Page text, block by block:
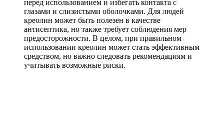
перед использованием и избегать контакта с
глазами и слизистыми оболочками. Для людей
креолин может быть полезен в качестве
антисептика, но также требует соблюдения мер
предосторожности. В целом, при правильном
использовании креолин может стать эффективным
средством, но важно следовать рекомендациям и
учитывать возможные риски.